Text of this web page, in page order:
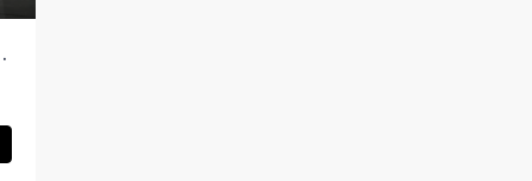
Y Seguridad 24 hs.